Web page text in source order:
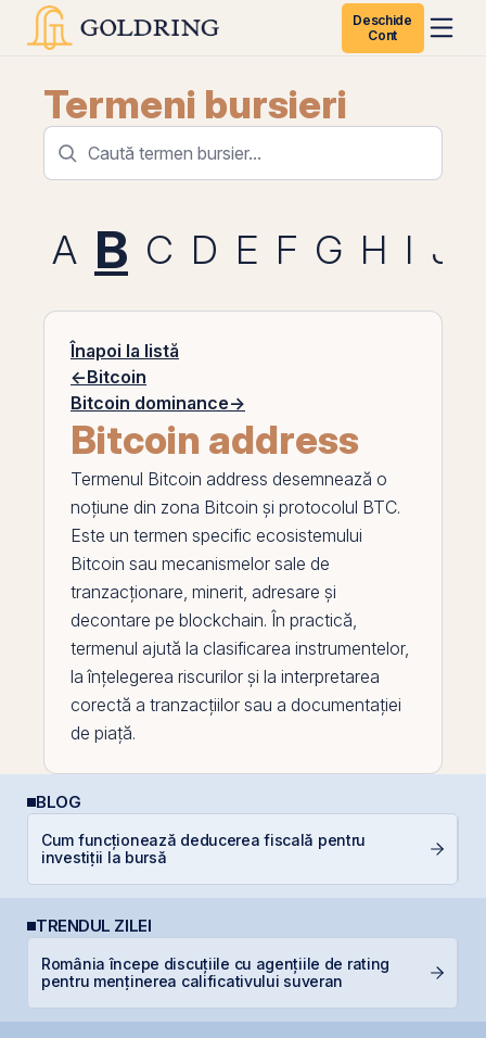
Deschide
Cont
Termeni bursieri
A B C D E F G H I J
Înapoi la listă
←Bitcoin
Bitcoin dominance→
Bitcoin address
Termenul Bitcoin address desemnează o
noțiune din zona Bitcoin și protocolul BTC.
Este un termen specific ecosistemului
Bitcoin sau mecanismelor sale de
tranzacționare, minerit, adresare și
decontare pe blockchain. În practică,
termenul ajută la clasificarea instrumentelor,
la înțelegerea riscurilor și la interpretarea
corectă a tranzacțiilor sau a documentației
de piață.
BLOG
Cum funcționează deducerea fiscală pentru
investiții la bursă
TRENDUL ZILEI
România începe discuțiile cu agențiile de rating
pentru menținerea calificativului suveran